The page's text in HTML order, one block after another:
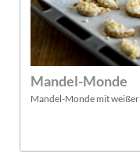
Mandel-Monde
Mandel-Monde mit